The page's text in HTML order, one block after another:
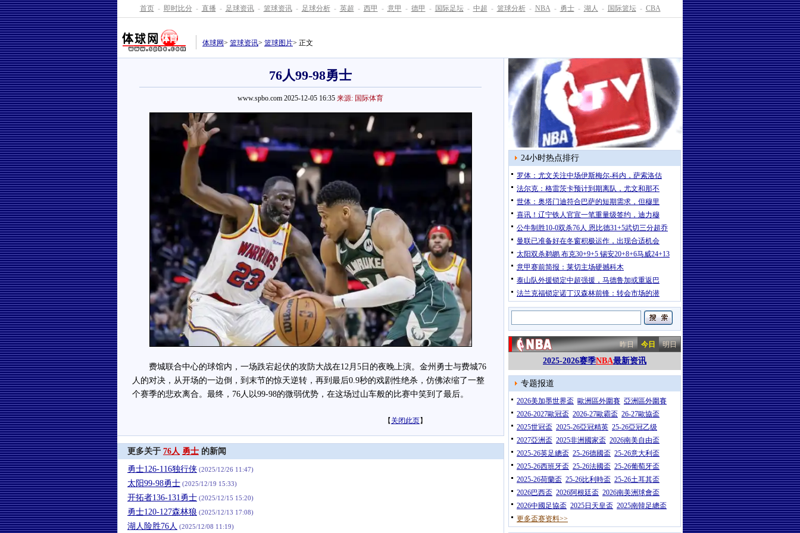
首页 - 即时比分 - 直播 - 足球资讯 - 篮球资讯 - 足球分析 - 英超 - 西甲 - 意甲 - 德甲 - 国际足坛 - 中超 - 篮球分析 - NBA - 勇士 - 湖人 - 国际篮坛 - CBA
体球网> 篮球资讯> 篮球图片> 正文
76人99-98勇士
www.spbo.com 2025-12-05 16:35 来源: 国际体育
费城联合中心的球馆内，一场跌宕起伏的攻防大战在12月5日的夜晚上演。金州勇士与费城76
人的对决，从开场的一边倒，到末节的惊天逆转，再到最后0.9秒的戏剧性绝杀，仿佛浓缩了一整
个赛季的悲欢离合。最终，76人以99-98的微弱优势，在这场过山车般的比赛中笑到了最后。
【 关闭此页】
更多关于 76人 勇士 的新闻
勇士126-116独行侠 (2025/12/26 11:47)
太阳99-98勇士 (2025/12/19 15:33)
开拓者136-131勇士 (2025/12/15 15:20)
勇士120-127森林狼 (2025/12/13 17:08)
湖人险胜76人 (2025/12/08 11:19)
24小时热点排行
罗体：尤文关注中场伊斯梅尔-科内，萨索洛估
法尔克：格雷茨卡预计到期离队，尤文和那不
世体：奥塔门迪符合巴萨的短期需求，但穆里
喜讯！辽宁铁人官宣一笔重量级签约，迪力穆
公牛制胜10-0双杀76人 恩比德31+5武切三分超乔
曼联已准备好在冬窗积极运作，出现合适机会
太阳双杀鹈鹕 布克30+9+5 锡安20+8+6马威24+13
意甲赛前简报：莱切主场硬撼科木
泰山队外援锁定中超强援，马德鲁加或重返巴
法兰克福锁定诺丁汉森林前锋：转会市场的潜
昨日 今日 明日
2025-2026赛季NBA最新资讯
专题报道
2026美加墨世界盃 歐洲區外圍賽 亞洲區外圍賽
2026-2027歐冠盃 2026-27歐霸盃 26-27歐協盃
2025世冠盃 2025-26亞冠精英 25-26亞冠乙级
2027亞洲盃 2025非洲國家盃 2026南美自由盃
2025-26英足總盃 25-26德國盃 25-26意大利盃
2025-26西班牙盃 25-26法國盃 25-26葡萄牙盃
2025-26荷蘭盃 25-26比利時盃 25-26土耳其盃
2026巴西盃 2026阿根廷盃 2026南美洲球會盃
2026中國足協盃 2025日天皇盃 2025南韓足總盃
更多盃赛资料>>